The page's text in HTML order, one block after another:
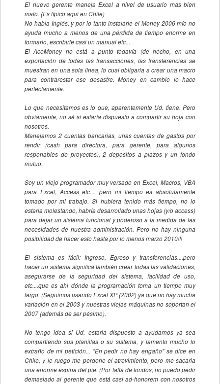
El nuevo gerente maneja Excel a nivel de usuario mas bien
malo. (Es típico aqui en Chile)
No habla Inglés, y por lo tanto instalarle el Money 2006 mío no
ayuda mucho a menos de una pérdida de tiempo enorme en
formarlo, escribirle casi un manual etc...
El AceMoney no está a punto todavía (de hecho, en una
exportación de todas las transacciones, las transferencias se
muestran en una sola linea, lo cual obligaria a crear una macro
para contrarestar ese desastre. Money en cambio lo hace
perfectamente.
Lo que necesitamos es lo que, aparentemente Ud. tiene. Pero
obviamente, no sé si estaría dispuesto a compartir su hoja con
nosotros.
Manejamos 2 cuentas bancarias, unas cuentas de gastos por
rendir (cash para directora, para gerente, para algunos
responables de proyectos), 2 depositos a plazos y un fondo
mutuo.
Soy un viejo programador muy versado en Excel, Macros, VBA
para Excel, Access etc.... pero mi tiempo es absolutamente
tomado por mi trabajo. Si hubiera tenido más tiempo, no lo
estaria molestando, habría desarrollado unas hojas (y/o access)
para dejar un sistema funcional y poderoso a la medida de las
necesidades de nuestra administración. Pero no hay ninguna
posibilidad de hacer esto hasta por lo menos marzo 2010!!!
El sistema es fácil: Ingreso, Egreso y transferencias....pero
hacer un sistema significa también crear todas las validaciones,
asegurarse de la seguridad del sistema, facilidad de uso,
etc....que es ahi dónde la programación toma un tiempo muy
largo. (Seguimos usando Excel XP (2002) ya que no hay mucha
variación en el 2003 y nuestras viejas máquinas no soportan el
2007 (además de ser pésimo).
No tengo idea si Ud. estaria dispuesto a ayudarnos ya sea
compartiendo sus planillas o su sistema, y lamento mucho lo
extraño de mi petición... "En pedir no hay engaño" se dice en
Chile, y le ruego me perdone el atrevimiento, pero me sacaria
una enorme espina del pie. (Por falta de fondos, no puedo pedir
demasiado al gerente que está casi ad-honorem con nosotros